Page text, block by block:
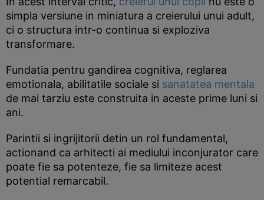
simpla versiune in miniatura a creierului unui adult,
ci o structura intr-o continua si exploziva
transformare.
Fundatia pentru gandirea cognitiva, reglarea
emotionala, abilitatile sociale si sanatatea mentala
de mai tarziu este construita in aceste prime luni si
ani.
Parintii si ingrijitorii detin un rol fundamental,
actionand ca arhitecti ai mediului inconjurator care
poate fie sa potenteze, fie sa limiteze acest
potential remarcabil.